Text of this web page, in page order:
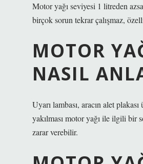
Motor yağı seviyesi 1 litreden
birçok sorun tekrar çalışmaz,
MOTOR
NASIL
Uyarı lambası, aracın alet
yakılması motor yağı ile ilgili bir
zarar verebilir.